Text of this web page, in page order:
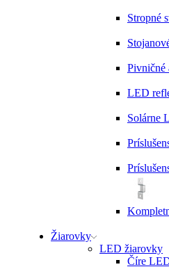
Stropné
Pivničné
LED
Solárne
Žiarovky
LED žiarovky
Číre